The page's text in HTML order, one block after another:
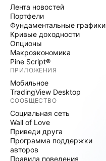
Лента новостей
Портфели
Фундаментальные графики
Кривые доходности
Опционы
Макроэкономика
Pine Script®
ПРИЛОЖЕНИЯ
Мобильное
TradingView Desktop
СООБЩЕСТВО
Социальная сеть
Wall of Love
Приведи друга
Программа поддержки
авторов
Правила поведения